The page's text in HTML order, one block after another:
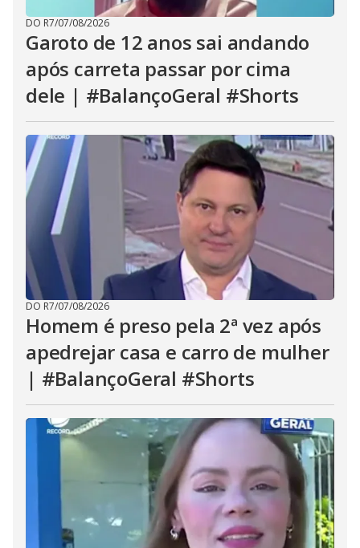
DO R7/07/08/2026
Garoto de 12 anos sai andando
após carreta passar por cima
dele | #BalançoGeral #Shorts
DO R7/07/08/2026
Homem é preso pela 2ª vez após
apedrejar casa e carro de mulher
| #BalançoGeral #Shorts